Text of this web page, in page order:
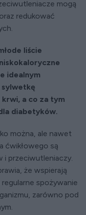
mogą
redukować
liście
idealnym
sylwetkę
a co za tym
diabetyków.
można, ale nawet
ćwikłowego są
i przeciwutleniaczy.
że wspierają
spożywanie
zarówno pod